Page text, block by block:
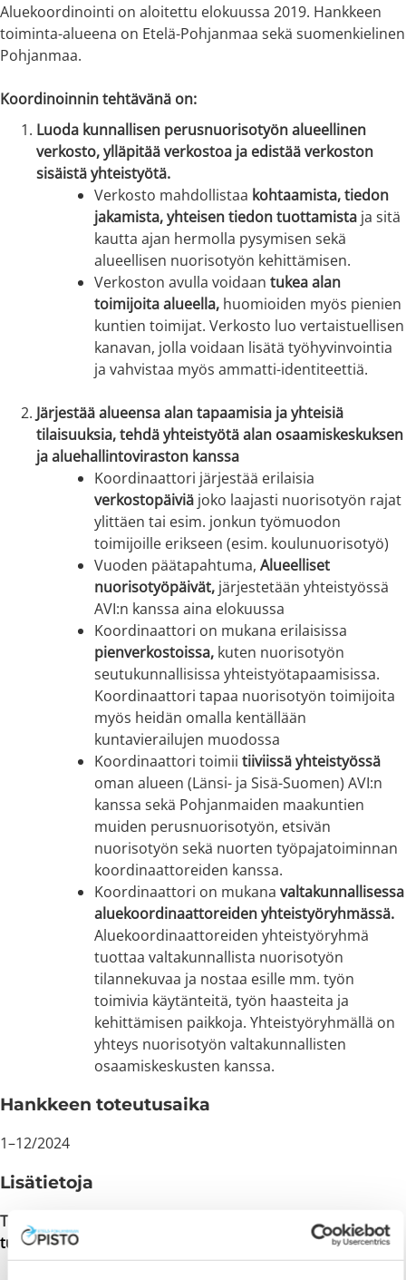
Aluekoordinointi on aloitettu elokuussa 2019. Hankkeen
toiminta-alueena on Etelä-Pohjanmaa sekä suomenkielinen
Pohjanmaa.
Koordinoinnin tehtävänä on:
Luoda kunnallisen perusnuorisotyön alueellinen
verkosto, ylläpitää verkostoa ja edistää verkoston
sisäistä yhteistyötä.
Verkosto mahdollistaa kohtaamista, tiedon
jakamista, yhteisen tiedon tuottamista ja sitä
kautta ajan hermolla pysymisen sekä
alueellisen nuorisotyön kehittämisen.
Verkoston avulla voidaan tukea alan
toimijoita alueella, huomioiden myös pienien
kuntien toimijat. Verkosto luo vertaistuellisen
kanavan, jolla voidaan lisätä työhyvinvointia
ja vahvistaa myös ammatti-identiteettiä.
Järjestää alueensa alan tapaamisia ja yhteisiä
tilaisuuksia, tehdä yhteistyötä alan osaamiskeskuksen
ja aluehallintoviraston kanssa
Koordinaattori järjestää erilaisia
verkostopäiviä joko laajasti nuorisotyön rajat
ylittäen tai esim. jonkun työmuodon
toimijoille erikseen (esim. koulunuorisotyö)
Vuoden päätapahtuma, Alueelliset
nuorisotyöpäivät, järjestetään yhteistyössä
AVI:n kanssa aina elokuussa
Koordinaattori on mukana erilaisissa
pienverkostoissa, kuten nuorisotyön
seutukunnallisissa yhteistyötapaamisissa.
Koordinaattori tapaa nuorisotyön toimijoita
myös heidän omalla kentällään
kuntavierailujen muodossa
Koordinaattori toimii tiiviissä yhteistyössä
oman alueen (Länsi- ja Sisä-Suomen) AVI:n
kanssa sekä Pohjanmaiden maakuntien
muiden perusnuorisotyön, etsivän
nuorisotyön sekä nuorten työpajatoiminnan
koordinaattoreiden kanssa.
Koordinaattori on mukana valtakunnallisessa
aluekoordinaattoreiden yhteistyöryhmässä.
Aluekoordinaattoreiden yhteistyöryhmä
tuottaa valtakunnallista nuorisotyön
tilannekuvaa ja nostaa esille mm. työn
toimivia käytänteitä, työn haasteita ja
kehittämisen paikkoja. Yhteistyöryhmällä on
yhteys nuorisotyön valtakunnallisten
osaamiskeskusten kanssa.
Hankkeen toteutusaika
1–12/2024
Lisätietoja
Tuija Palomäki,
aluekoordinaattori, puh. 0400 724 584 tai
tuija.palomaki@epopisto.fi